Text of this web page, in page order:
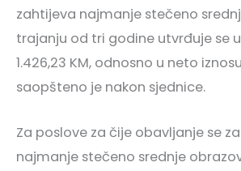
zahtijeva najmanje stečeno
trajanju od tri godine utvrđuje se
1.426,23 KM, odnosno u neto
saopšteno je nakon sjednice.
Za poslove za čije obavljanje se
najmanje stečeno srednje